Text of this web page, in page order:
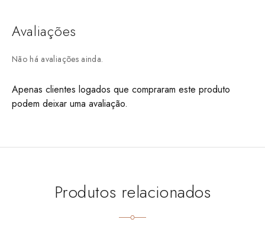
Avaliações
Não há avaliações ainda.
Apenas clientes logados que compraram este produto
podem deixar uma avaliação.
Produtos relacionados